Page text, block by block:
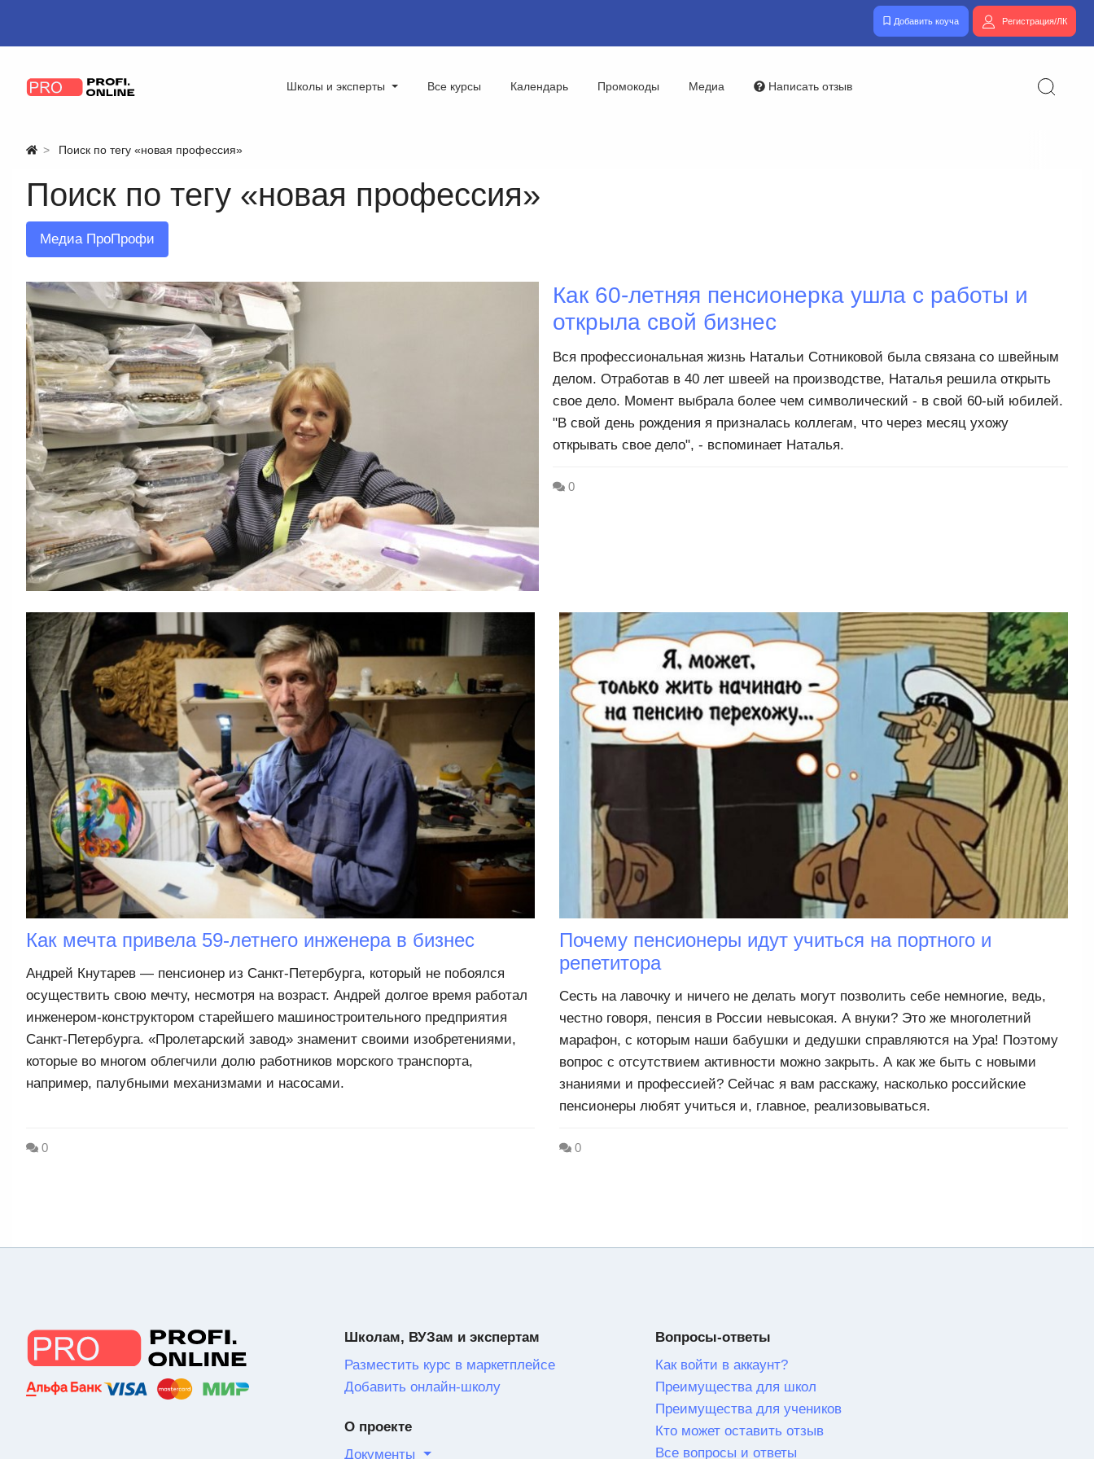
Добавить коуча Регистрация/ЛК
Школы и эксперты Все курсы Календарь Промокоды Медиа Написать отзыв
Поиск по тегу «новая профессия»
Поиск по тегу «новая профессия»
Медиа ПроПрофи
Как 60-летняя пенсионерка ушла с работы и
открыла свой бизнес
Вся профессиональная жизнь Натальи Сотниковой была связана со швейным
делом. Отработав в 40 лет швеей на производстве, Наталья решила открыть
свое дело. Момент выбрала более чем символический - в свой 60-ый юбилей.
"В свой день рождения я призналась коллегам, что через месяц ухожу
открывать свое дело", - вспоминает Наталья.
0
Как мечта привела 59-летнего инженера в бизнес
Андрей Кнутарев — пенсионер из Санкт-Петербурга, который не побоялся
осуществить свою мечту, несмотря на возраст. Андрей долгое время работал
инженером-конструктором старейшего машиностроительного предприятия
Санкт-Петербурга. «Пролетарский завод» знаменит своими изобретениями,
которые во многом облегчили долю работников морского транспорта,
например, палубными механизмами и насосами.
0
Почему пенсионеры идут учиться на портного и
репетитора
Сесть на лавочку и ничего не делать могут позволить себе немногие, ведь,
честно говоря, пенсия в России невысокая. А внуки? Это же многолетний
марафон, с которым наши бабушки и дедушки справляются на Ура! Поэтому
вопрос с отсутствием активности можно закрыть. А как же быть с новыми
знаниями и профессией? Сейчас я вам расскажу, насколько российские
пенсионеры любят учиться и, главное, реализовываться.
0
Школам, ВУЗам и экспертам
Разместить курс в маркетплейсе
Добавить онлайн-школу
О проекте
Документы
Вопросы-ответы
Как войти в аккаунт?
Преимущества для школ
Преимущества для учеников
Кто может оставить отзыв
Все вопросы и ответы